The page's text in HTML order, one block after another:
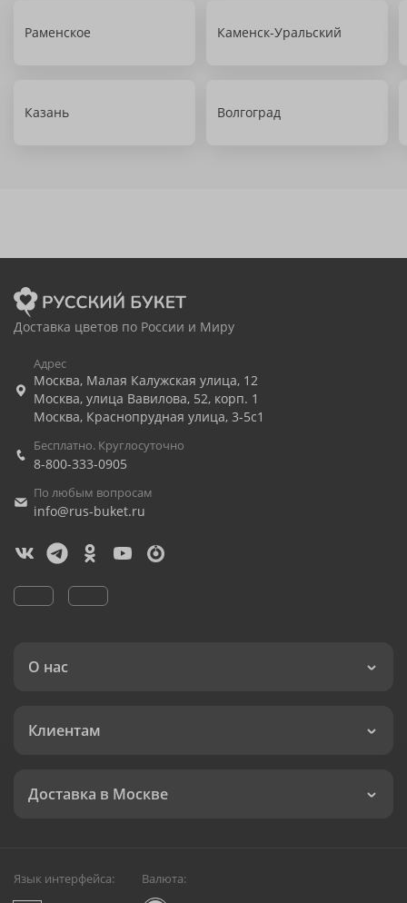
Раменское Каменск-Уральский
Казань Волгоград
Доставка цветов по России и Миру
Адрес
Москва, Малая Калужская улица, 12
Москва, улица Вавилова, 52, корп. 1
Москва, Краснопрудная улица, 3-5с1
Бесплатно. Круглосуточно
8-800-333-0905
По любым вопросам
info@rus-buket.ru
О нас
Клиентам
Доставка в Москве
Язык интерфейса: Валюта: